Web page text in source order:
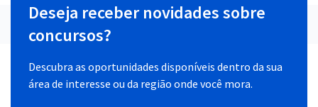
Deseja receber novidades sobre
concursos?
Descubra as oportunidades disponíveis dentro da sua
área de interesse ou da região onde você mora.